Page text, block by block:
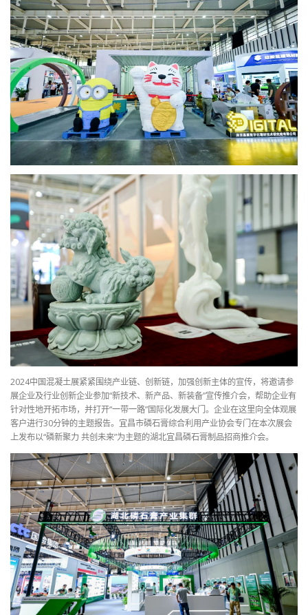
2024中国混凝土展紧紧围绕产业链、创新链，加强创新主体的宣传，将邀请参
展企业及行业创新企业参加“新技术、新产品、新装备”宣传推介会，帮助企业有
针对性地开拓市场，并打开“一带一路”国际化发展大门。企业在这里向全体观展
客户进行30分钟的主题报告。宜昌市磷石膏综合利用产业协会专门在本次展会
上发布以“磷新聚力 共创未来”为主题的湖北宜昌磷石膏制品招商推介会。